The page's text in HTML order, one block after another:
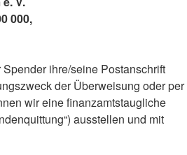
000,
ihre/seine Postanschrift
der Überweisung oder per
wir eine finanzamtstaugliche
ausstellen und mit